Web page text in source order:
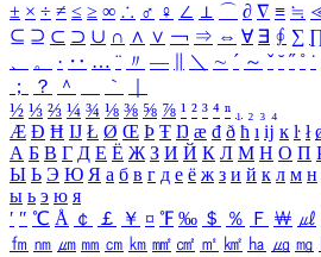
± × ÷ ≠ ≤ ≥ ∞ ∴ ♂ ♀ ∠ ⊥ ⌒ ∂ ∇ ≡ ≒
⊆ ⊇ ⊂ ⊃ ∪ ∩ ∧ ∨ ￢ ⇒ ⇔ ∀ ∃ ∮ ∑
、
。 · ‥ … ¨ 〃 ― ＼ ∼ ´ ～ ˇ ˘ ˝ ˚ ˙
；
？ ＾ ｀
½ ⅓ ⅔ ¼ ¾ ⅛ ⅜ ⅝ ⅞ ¹ ² ³ ⁴ ⁿ ₁ ₂ ₃ ₄
Æ Ð Ħ Ĳ Ł Ø Œ Þ Ŧ Ŋ æ đ ð ħ ı ĳ ĸ ŀ ł
А Б В Г Д Е Ё Ж З И Й К Л М Н О П
Ы Ь Э Ю Я а б в г д е ё ж з и й к л м н
ы ь э ю я
′ ″ ℃ Å ￠ ￡ ￥ ¤ ℉ ‰ ＄ ％ Ｆ ￦ ㎕
㎙ ㎚ ㎛ ㎜ ㎝ ㎞ ㎟ ㎠ ㎡ ㎢ ㏊ ㎍ ㎎